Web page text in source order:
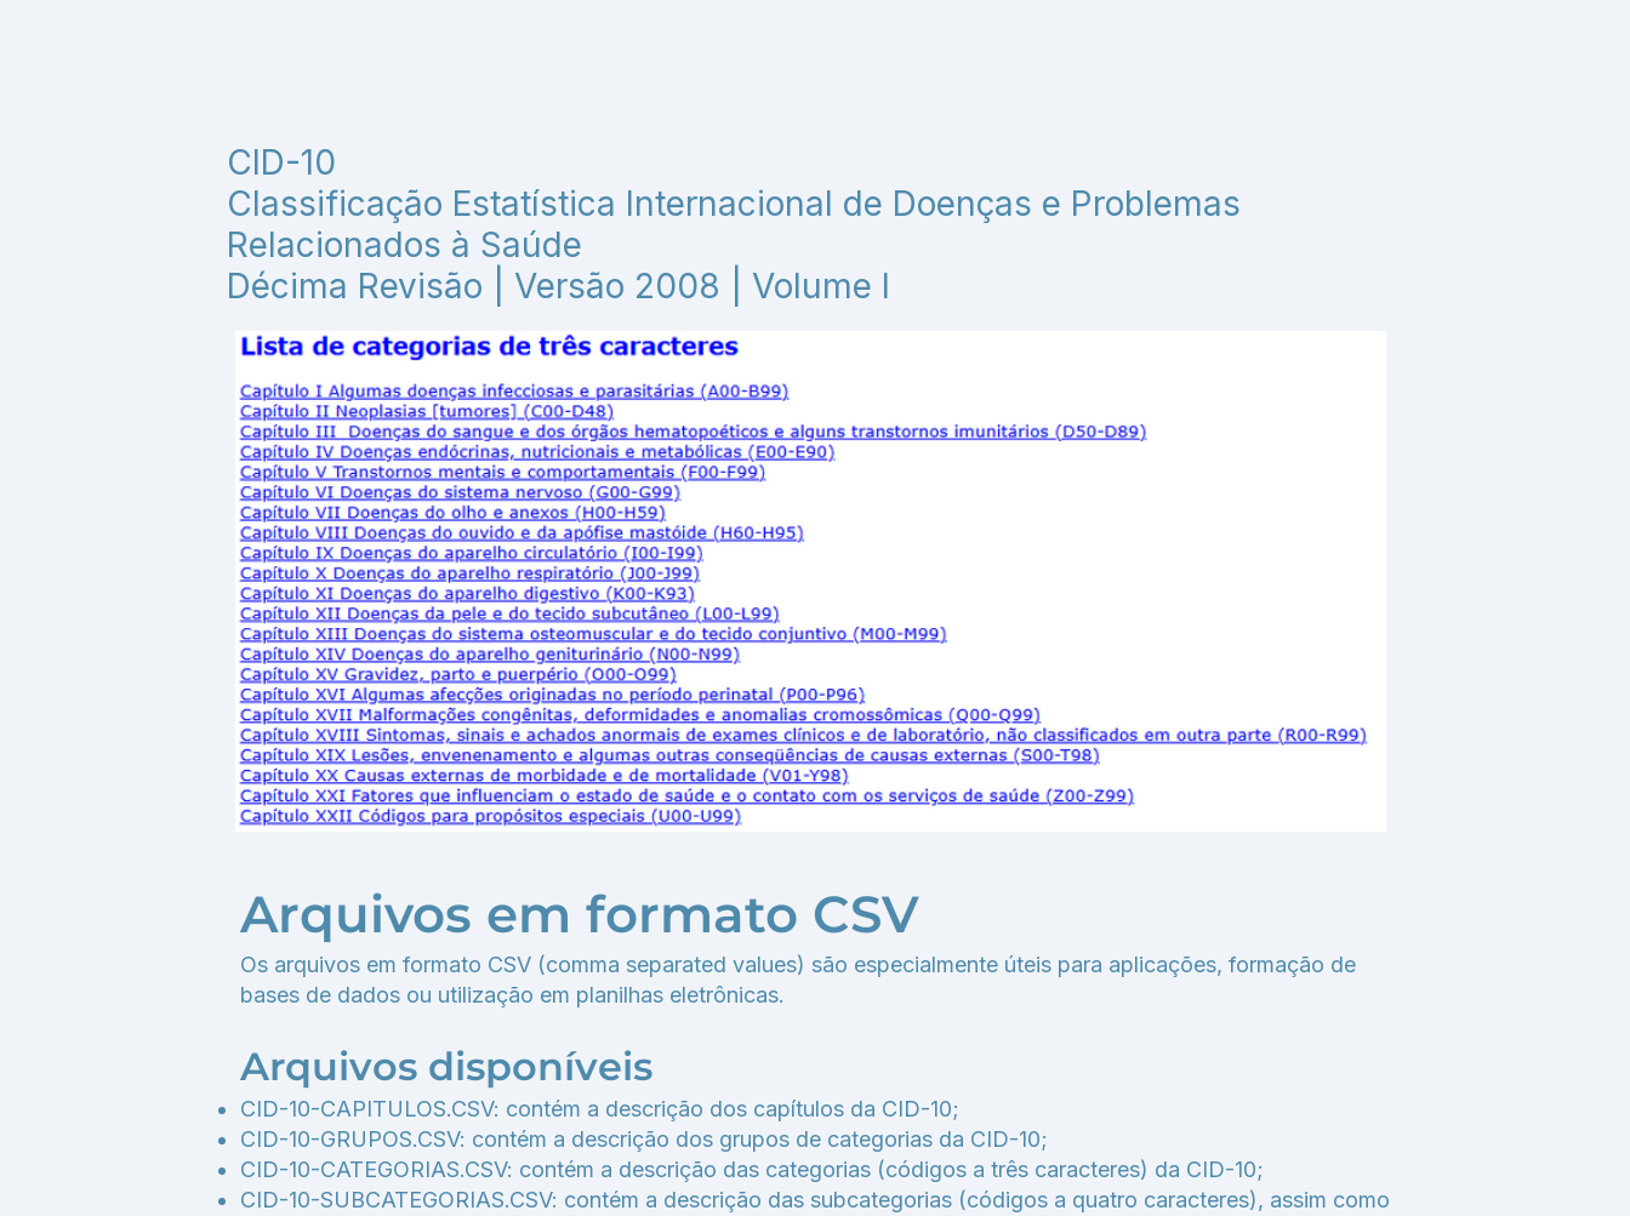
CID-10
Classificação Estatística Internacional de Doenças e Problemas
Relacionados à Saúde
Décima Revisão | Versão 2008 | Volume I
Arquivos em formato CSV
Os arquivos em formato CSV (comma separated values) são especialmente úteis para aplicações, formação de
bases de dados ou utilização em planilhas eletrônicas.
Arquivos disponíveis
CID-10-CAPITULOS.CSV: contém a descrição dos capítulos da CID-10;
CID-10-GRUPOS.CSV: contém a descrição dos grupos de categorias da CID-10;
CID-10-CATEGORIAS.CSV: contém a descrição das categorias (códigos a três caracteres) da CID-10;
CID-10-SUBCATEGORIAS.CSV: contém a descrição das subcategorias (códigos a quatro caracteres), assim como